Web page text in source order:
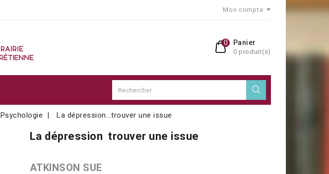
Mon compte
Panier
0 produit(s)
0
Psychologie La dépression...trouver une issue
La dépression trouver une issue
ATKINSON SUE